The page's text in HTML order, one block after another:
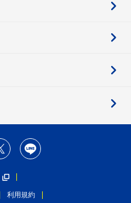
利用規約